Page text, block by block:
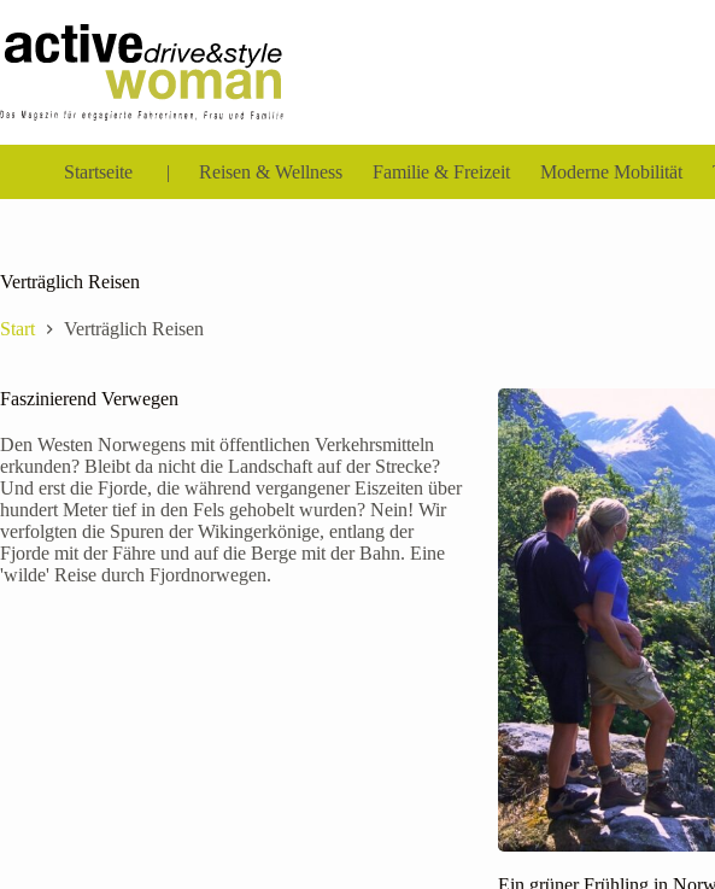
Inhalt
springen
Startseite Reisen & Wellness Familie & Freizeit Moderne Mobilität
Verträglich Reisen
Start Verträglich Reisen
Faszinierend Verwegen
Den Westen Norwegens mit öffentlichen Verkehrsmitteln
erkunden? Bleibt da nicht die Landschaft auf der Strecke?
Und erst die Fjorde, die während vergangener Eiszeiten über
hundert Meter tief in den Fels gehobelt wurden? Nein! Wir
verfolgten die Spuren der Wikingerkönige, entlang der
Fjorde mit der Fähre und auf die Berge mit der Bahn. Eine
'wilde' Reise durch Fjordnorwegen.
Ein grüner Frühling in